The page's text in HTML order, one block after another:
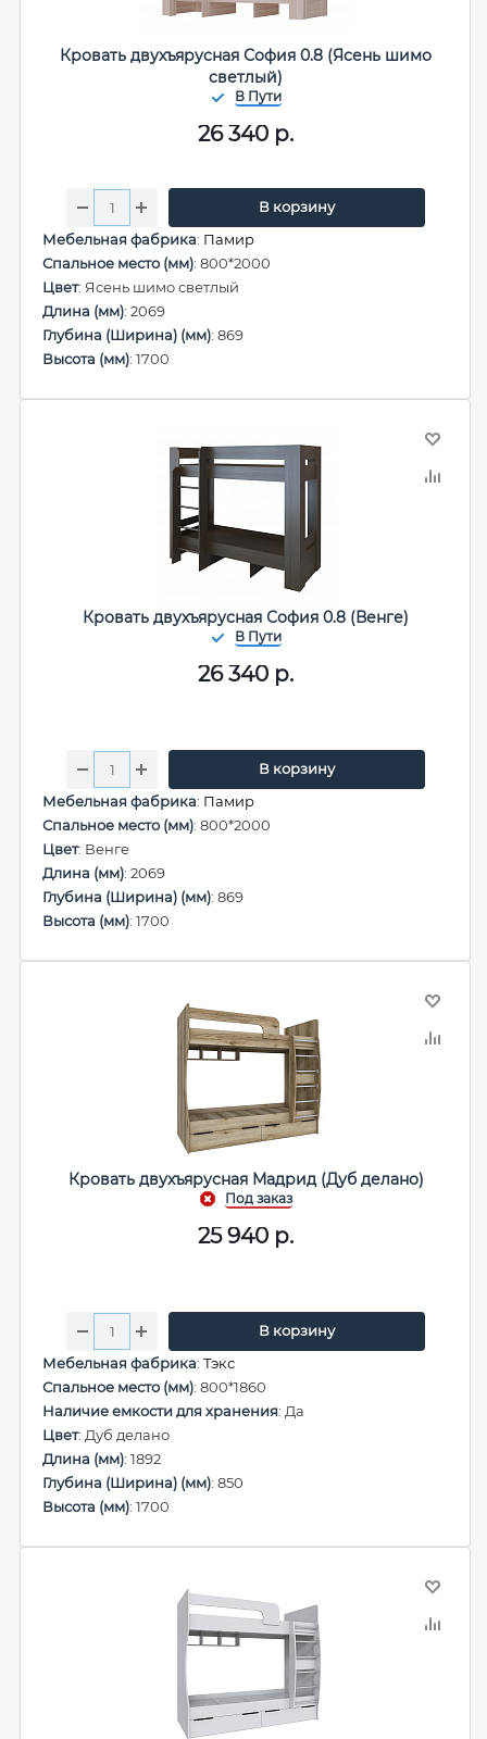
Кровать двухъярусная София 0.8 (Ясень шимо
светлый)
26 340 р.
В корзину
Мебельная фабрика: Памир
Спальное место (мм): 800*2000
Цвет: Ясень шимо светлый
Длина (мм): 2069
Глубина (Ширина) (мм): 869
Высота (мм): 1700
Кровать двухъярусная София 0.8 (Венге)
26 340 р.
В корзину
Мебельная фабрика: Памир
Спальное место (мм): 800*2000
Цвет: Венге
Длина (мм): 2069
Глубина (Ширина) (мм): 869
Высота (мм): 1700
Кровать двухъярусная Мадрид (Дуб делано)
25 940 р.
В корзину
Мебельная фабрика: Тэкс
Спальное место (мм): 800*1860
Наличие емкости для хранения: Да
Цвет: Дуб делано
Длина (мм): 1892
Глубина (Ширина) (мм): 850
Высота (мм): 1700